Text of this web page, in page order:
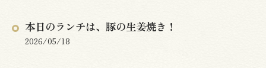
本日のランチは、豚の生姜焼き！
2026/05/18